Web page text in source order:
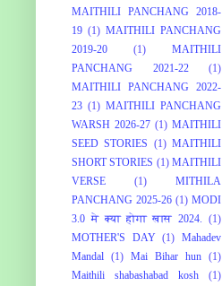
MAITHILI PANCHANG 2018-
19 (1) MAITHILI PANCHANG
2019-20
(1)
MAITHILI
PANCHANG 2021-22
(1)
MAITHILI PANCHANG 2022-
23 (1) MAITHILI PANCHANG
WARSH 2026-27 (1) MAITHILI
SEED STORIES (1) MAITHILI
SHORT STORIES (1) MAITHILI
VERSE
(1)
MITHILA
PANCHANG 2025-26 (1) MODI
3.0 मे क्या होगा खास 2024.
(1)
MOTHER'S DAY (1) Mahadev
Mandal (1) Mai Bihar hun (1)
Maithili shabashabad kosh
(1)